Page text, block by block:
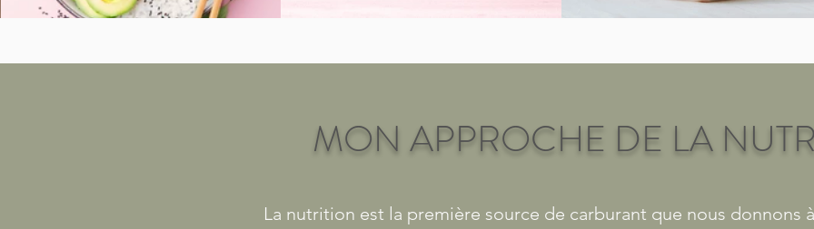
MON APPROCHE DE LA
La nutrition est la première source de carburant que nous donnons